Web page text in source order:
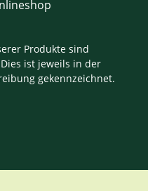
Produkte sind
ist jeweils in der
gekennzeichnet.